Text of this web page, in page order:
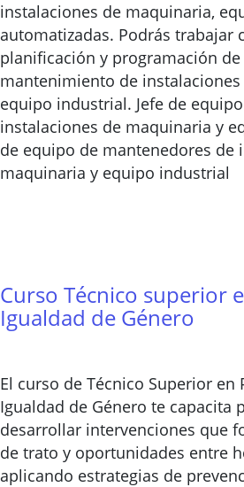
instalaciones de maquinaria,
automatizadas. Podrás trabajar
planificación y programación
mantenimiento de
equipo industrial. Jefe de
instalaciones de maquinaria y
de equipo de mantenedores de
maquinaria y equipo industrial
Curso Técnico superior
Igualdad de Género
El curso de Técnico Superior en
Igualdad de Género te capacita
desarrollar intervenciones que
de trato y oportunidades entre
aplicando estrategias de